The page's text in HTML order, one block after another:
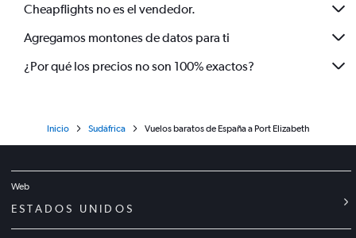
Cheapflights no es el vendedor.
Agregamos montones de datos para ti
¿Por qué los precios no son 100% exactos?
Inicio Sudáfrica Vuelos baratos de España a Port Elizabeth
Web
ESTADOS UNIDOS